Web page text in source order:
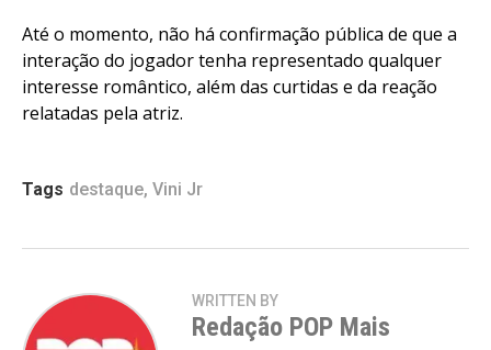
Até o momento, não há confirmação pública de que a
interação do jogador tenha representado qualquer
interesse romântico, além das curtidas e da reação
relatadas pela atriz.
Tags destaque, Vini Jr
WRITTEN BY
Redação POP Mais